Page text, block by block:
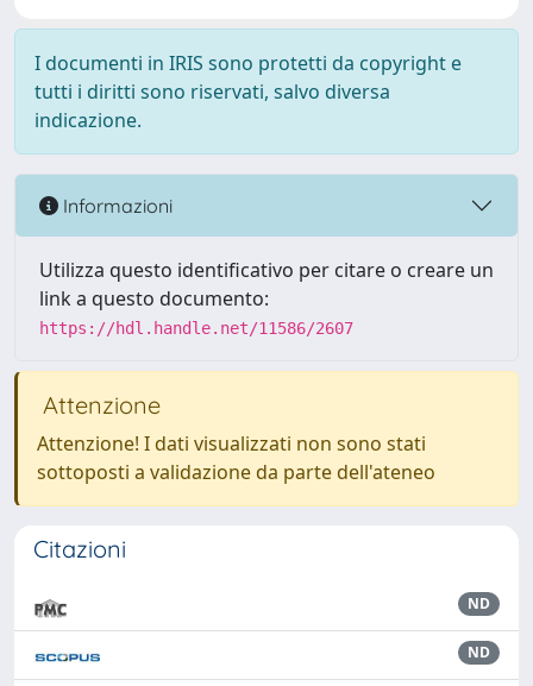
I documenti in IRIS sono protetti da copyright e
tutti i diritti sono riservati, salvo diversa
indicazione.
Informazioni
Utilizza questo identificativo per citare o creare un
link a questo documento:
https://hdl.handle.net/11586/2607
Attenzione
Attenzione! I dati visualizzati non sono stati
sottoposti a validazione da parte dell'ateneo
Citazioni
ND
ND